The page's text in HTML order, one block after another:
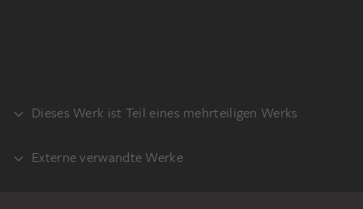
Dieses Werk ist Teil eines mehrteiligen Werks
KLEBEBAND
Externe verwandte Werke